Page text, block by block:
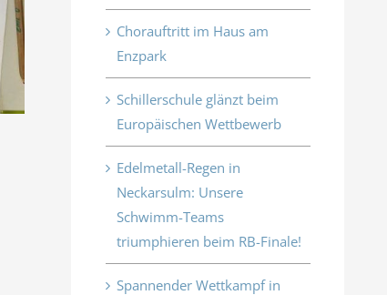
Chorauftritt im Haus am
Enzpark
Schillerschule glänzt beim
Europäischen Wettbewerb
Edelmetall-Regen in
Neckarsulm: Unsere
Schwimm-Teams
triumphieren beim RB-Finale!
Spannender Wettkampf in